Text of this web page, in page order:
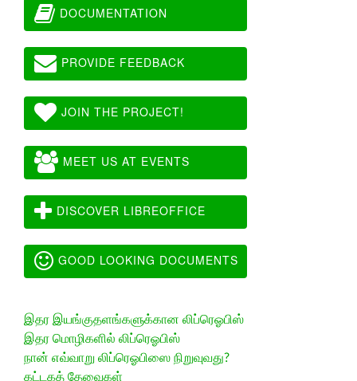
DOCUMENTATION
PROVIDE FEEDBACK
JOIN THE PROJECT!
MEET US AT EVENTS
DISCOVER LIBREOFFICE
GOOD LOOKING DOCUMENTS
இதர இயங்குதளங்களுக்கான லிப்ரெஓபிஸ்
இதர மொழிகளில் லிப்ரெஓபிஸ்
நான் எவ்வாறு லிப்ரெஓபிஸை நிறுவுவது?
கட்டகத் தேவைகள்